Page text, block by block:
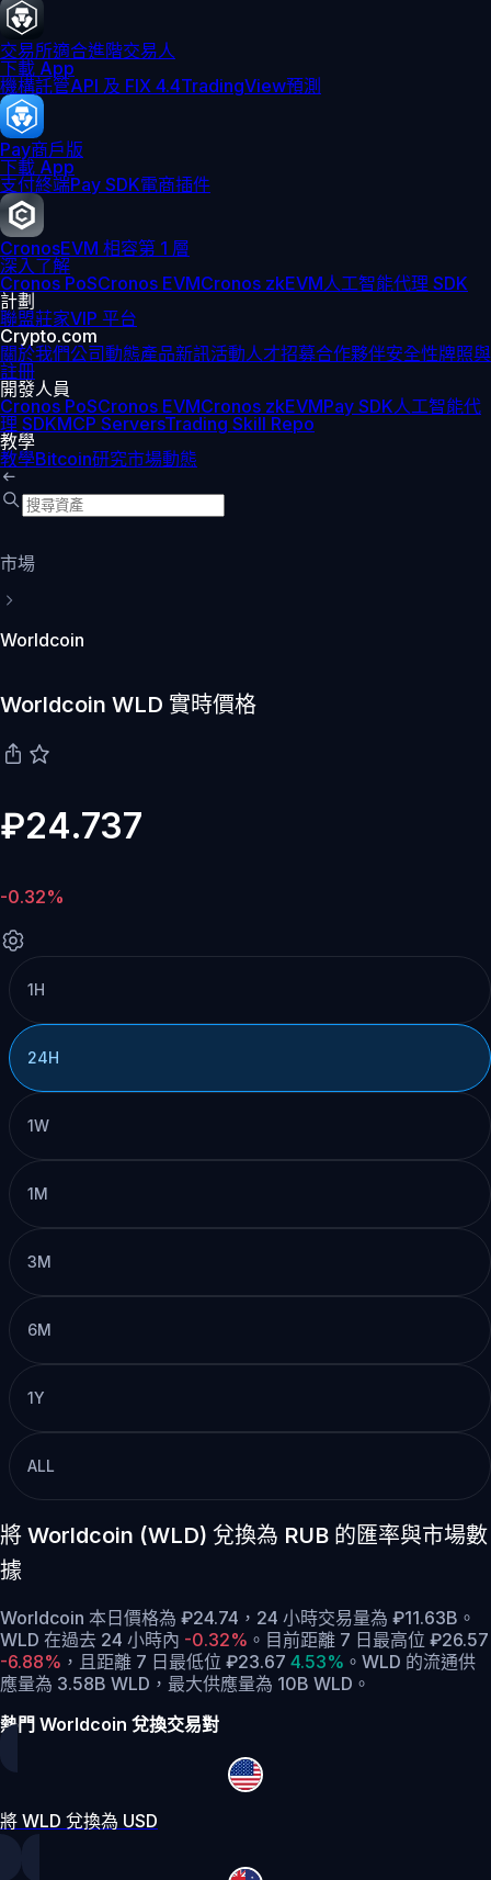
交易所適合進階交易人
下載 App
機構託管API 及 FIX 4.4TradingView預測
Pay商戶版
下載 App
支付終端Pay SDK電商插件
CronosEVM 相容第 1 層
深入了解
Cronos PoSCronos EVMCronos zkEVM人工智能代理 SDK
計劃
聯盟莊家VIP 平台
Crypto.com
關於我們公司動態產品新訊活動人才招募合作夥伴安全性牌照與
註冊
開發人員
Cronos PoSCronos EVMCronos zkEVMPay SDK人工智能代
理 SDKMCP ServersTrading Skill Repo
教學
教學Bitcoin研究市場動態
市場
Worldcoin
Worldcoin WLD 實時價格
₽24.737
-0.32%
1H
24H
1W
1M
3M
6M
1Y
ALL
將 Worldcoin (WLD) 兌換為 RUB 的匯率與市場數
據
Worldcoin 本日價格為 ₽24.74，24 小時交易量為 ₽11.63B。
WLD 在過去 24 小時內 -0.32% 。 目前距離 7 日最高位 ₽26.57
-6.88% ， 且距離 7 日最低位 ₽23.67 4.53% 。 WLD 的流通供
應量為 3.58B WLD，最大供應量為 10B WLD。
熱門 Worldcoin 兌換交易對
將 WLD 兌換為 USD